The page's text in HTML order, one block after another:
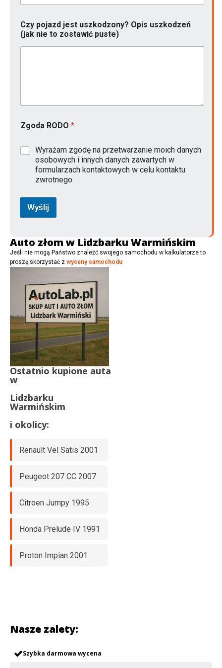
Czy pojazd jest uszkodzony? Opis uszkodzeń
(jak nie to zostawić puste)
Zgoda RODO *
Wyrażam zgodę na przetwarzanie moich danych
osobowych i innych danych zawartych w
formularzach kontaktowych w celu kontaktu
zwrotnego.
Wyślij
Auto złom w Lidzbarku Warmińskim
Jeśli nie mogą Państwo znaleźć swojego samochodu w kalkulatorze to
proszę skorzystać z wyceny samochodu
Ostatnio kupione auta
w
Lidzbarku
Warmińskim
i okolicy:
Renault Vel Satis 2001
Peugeot 207 CC 2007
Citroen Jumpy 1995
Honda Prelude IV 1991
Proton Impian 2001
Nasze zalety:
Szybka darmowa wycena